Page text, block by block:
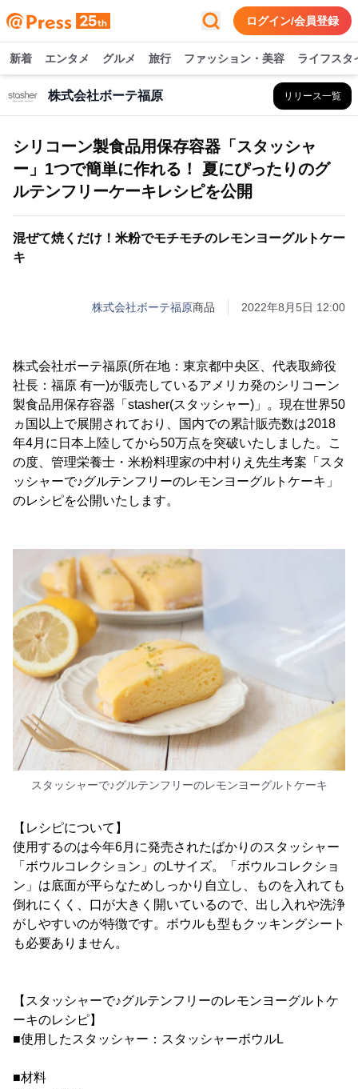
ログイン/会員登録
新着 エンタメ グルメ 旅行 ファッション・美容 ライフスタ
株式会社ボーテ福原 リリース一覧
シリコーン製食品用保存容器「スタッシャ
ー」1つで簡単に作れる！ 夏にぴったりのグ
ルテンフリーケーキレシピを公開
混ぜて焼くだけ！米粉でモチモチのレモンヨーグルトケー
キ
株式会社ボーテ福原商品 2022年8月5日 12:00
株式会社ボーテ福原(所在地：東京都中央区、代表取締役
社長：福原 有一)が販売しているアメリカ発のシリコーン
製食品用保存容器「stasher(スタッシャー)」。現在世界50
ヵ国以上で展開されており、国内での累計販売数は2018
年4月に日本上陸してから50万点を突破いたしました。こ
の度、管理栄養士・米粉料理家の中村りえ先生考案「スタ
ッシャーで♪グルテンフリーのレモンヨーグルトケーキ」
のレシピを公開いたします。
スタッシャーで♪グルテンフリーのレモンヨーグルトケーキ
【レシピについて】
使用するのは今年6月に発売されたばかりのスタッシャー
「ボウルコレクション」のLサイズ。「ボウルコレクショ
ン」は底面が平らなためしっかり自立し、ものを入れても
倒れにくく、口が大きく開いているので、出し入れや洗浄
がしやすいのが特徴です。ボウルも型もクッキングシート
も必要ありません。
【スタッシャーで♪グルテンフリーのレモンヨーグルトケ
ーキのレシピ】
■使用したスタッシャー：スタッシャーボウルL
■材料